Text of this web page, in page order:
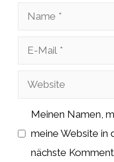
Name
Website
Meinen Namen,
meine Website in
nächste